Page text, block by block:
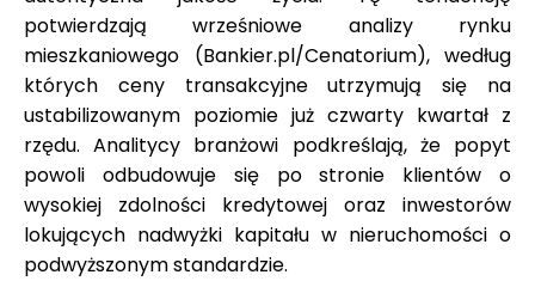
potwierdzają wrześniowe analizy rynku
mieszkaniowego (Bankier.pl/Cenatorium), według
których ceny transakcyjne utrzymują się na
ustabilizowanym poziomie już czwarty kwartał z
rzędu. Analitycy branżowi podkreślają, że popyt
powoli odbudowuje się po stronie klientów o
wysokiej zdolności kredytowej oraz inwestorów
lokujących nadwyżki kapitału w nieruchomości o
podwyższonym standardzie.